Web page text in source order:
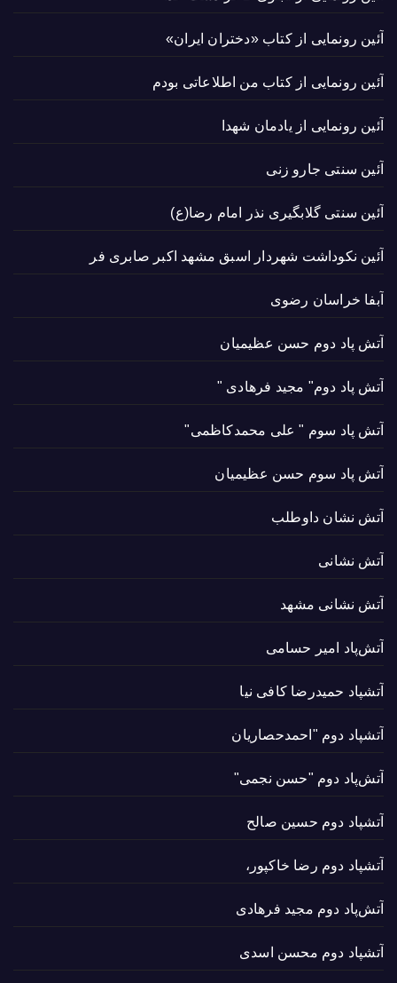
آئین رونمایی از کتاب «دختران ایران»
آئین رونمایی از کتاب من اطلاعاتی بودم
آئین رونمایی از یادمان شهدا
آئین سنتی جارو زنی
آئین سنتی گلابگیری نذر امام رضا(ع)
آئین نکوداشت شهردار اسبق مشهد اکبر صابری فر
آبفا خراسان رضوی
آتش پاد دوم حسن عظیمیان
آتش پاد دوم" مجید فرهادی "
آتش پاد سوم " علی محمدکاظمی"
آتش پاد سوم حسن عظیمیان
آتش نشان داوطلب
آتش نشانی
آتش نشانی مشهد
آتش‌پاد امیر حسامی
آتشپاد حميدرضا کافی نیا
آتشپاد دوم "احمدحصاریان
آتش‌پاد دوم "حسن نجمی"
آتشپاد دوم حسین صالح
آتشپاد دوم رضا خاکپور،
آتش‌پاد دوم مجید فرهادی
آتشپاد دوم محسن اسدی